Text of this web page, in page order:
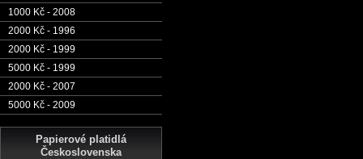
1000 Kč - 2008
2000 Kč - 1996
2000 Kč - 1999
5000 Kč - 1999
2000 Kč - 2007
5000 Kč - 2009
Papierové platidlá
Československa